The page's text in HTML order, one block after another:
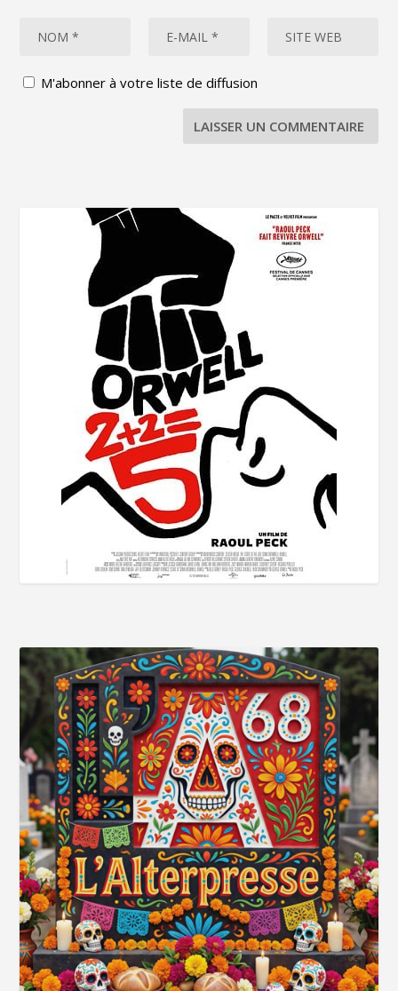
M'abonner à votre liste de diffusion